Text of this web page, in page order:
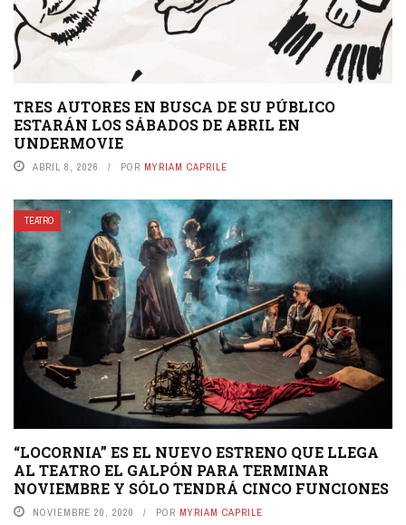
TRES AUTORES EN BUSCA DE SU PÚBLICO
ESTARÁN LOS SÁBADOS DE ABRIL EN
UNDERMOVIE
ABRIL 8, 2026 POR MYRIAM CAPRILE
TEATRO
“LOCORNIA” ES EL NUEVO ESTRENO QUE LLEGA
AL TEATRO EL GALPÓN PARA TERMINAR
NOVIEMBRE Y SÓLO TENDRÁ CINCO FUNCIONES
NOVIEMBRE 20, 2020 POR MYRIAM CAPRILE